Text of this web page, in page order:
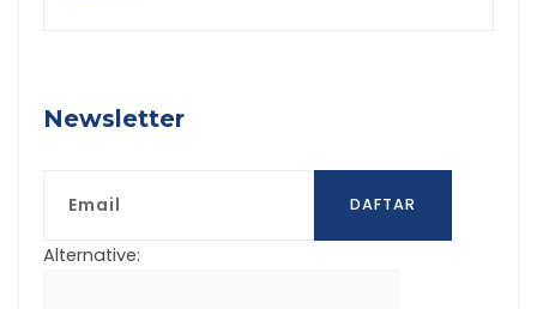
Newsletter
DAFTAR
Alternative: